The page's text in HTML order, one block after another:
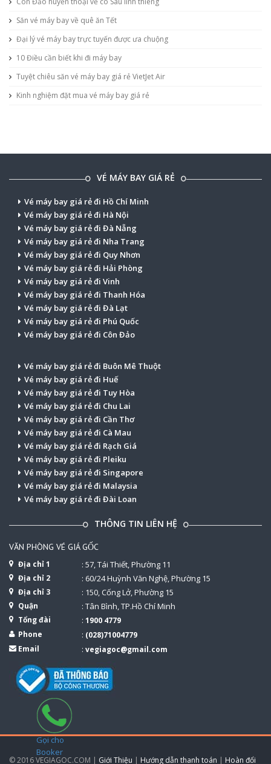
Săn vé máy bay về quê ăn Tết
Đại lý vé máy bay trực tuyến được ưa chuộng
10 Điều cần biết khi đi máy bay
Tuyệt chiêu săn vé máy bay giá rẻ VietJet Air
Kinh nghiệm đặt mua vé máy bay giá rẻ
VÉ MÁY BAY GIÁ RẺ
Vé máy bay giá rẻ đi Hồ Chí Minh
Vé máy bay giá rẻ đi Hà Nội
Vé máy bay giá rẻ đi Đà Nẵng
Vé máy bay giá rẻ đi Nha Trang
Vé máy bay giá rẻ đi Quy Nhơn
Vé máy bay giá rẻ đi Hải Phòng
Vé máy bay giá rẻ đi Vinh
Vé máy bay giá rẻ đi Thanh Hóa
Vé máy bay giá rẻ đi Đà Lạt
Vé máy bay giá rẻ đi Phú Quốc
Vé máy bay giá rẻ đi Côn Đảo
Vé máy bay giá rẻ đi Buôn Mê Thuột
Vé máy bay giá rẻ đi Huế
Vé máy bay giá rẻ đi Tuy Hòa
Vé máy bay giá rẻ đi Chu Lai
Vé máy bay giá rẻ đi Cần Thơ
Vé máy bay giá rẻ đi Cà Mau
Vé máy bay giá rẻ đi Rạch Giá
Vé máy bay giá rẻ đi Pleiku
Vé máy bay giá rẻ đi Singapore
Vé máy bay giá rẻ đi Malaysia
Vé máy bay giá rẻ đi Đài Loan
THÔNG TIN LIÊN HỆ
VĂN PHÒNG VÉ GIÁ GỐC
Địa chỉ 1 : 57, Tái Thiết, Phường 11
Địa chỉ 2 : 60/24 Huỳnh Văn Nghệ, Phường 15
Địa chỉ 3 : 150, Cống Lở, Phường 15
Quận : Tân Bình, TP.Hồ Chí Minh
Tổng đài : 1900 4779
Phone
: (028)71004779
Email
: vegiagoc@gmail.com
© 2016 VEGIAGOC.COM | Giới Thiệu | Hướng dẫn thanh toán | Hoàn đổi
Gọi cho
Booker